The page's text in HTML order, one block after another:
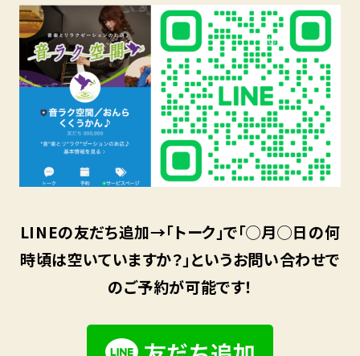
LINEの友だち追加→「トーク」で「◯月◯日の何
時頃は空いていますか？」というお問い合わせで
のご予約が可能です！